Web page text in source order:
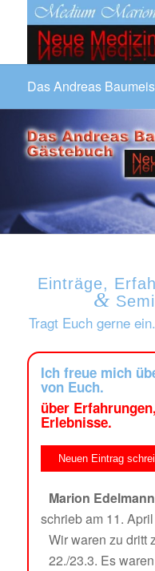
Das Andreas
Einträge,
&
Tragt Euch gerne
Ich freue mich
von Euch.
über
Erlebnisse.
Marion
schrieb am 11.
Wir waren zu dritt
22./23.3. Es